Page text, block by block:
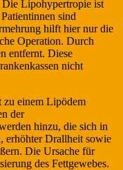
Lipohypertropie ist
sind
hilft hier nur die
Operation. Durch
entfernt. Diese
nicht
zu einem Lipödem
der
hinzu, die sich in
erhöhter Drallheit sowie
Die Ursache für
des Fettgewebes.